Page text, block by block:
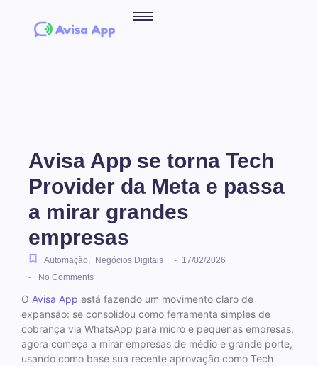
Avisa App se torna Tech
Provider da Meta e passa
a mirar grandes
empresas
Automação, Negócios Digitais - 17/02/2026
- No Comments
O Avisa App está fazendo um movimento claro de
expansão: se consolidou como ferramenta simples de
cobrança via WhatsApp para micro e pequenas empresas,
agora começa a mirar empresas de médio e grande porte,
usando como base sua recente aprovação como Tech